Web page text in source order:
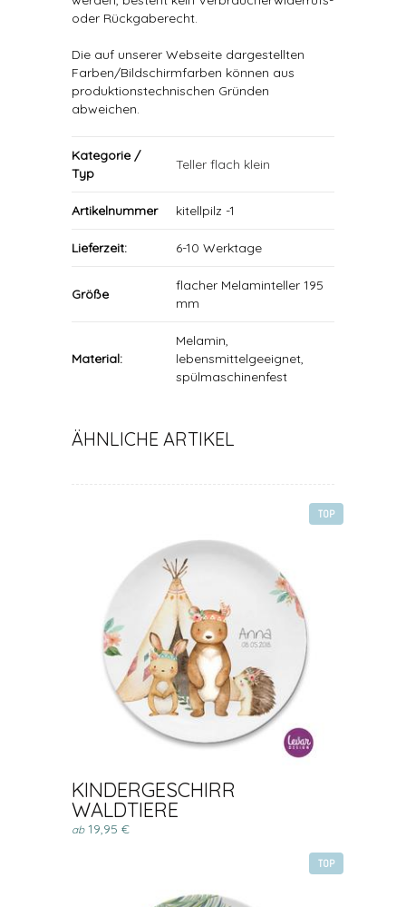
oder Rückgaberecht.
Die auf unserer Webseite dargestellten
Farben/Bildschirmfarben können aus
produktionstechnischen Gründen
abweichen.
Kategorie /
Typ
Teller flach klein
Artikelnummer kitellpilz -1
Lieferzeit: 6-10 Werktage
Größe
flacher Melaminteller 195
mm
Material:
Melamin,
lebensmittelgeeignet,
spülmaschinenfest
ÄHNLICHE ARTIKEL
TOP
KINDERGESCHIRR
WALDTIERE
ab19,95 €
TOP